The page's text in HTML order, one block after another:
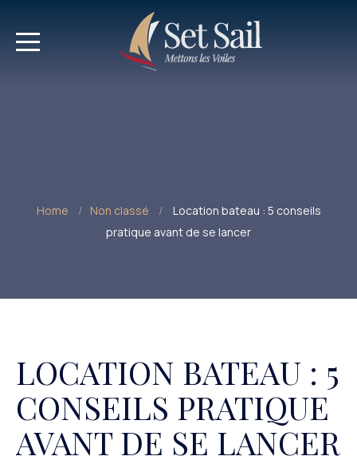
Home Non classé
Location bateau : 5 conseils
pratique avant de se lancer
LOCATION BATEAU : 5
CONSEILS PRATIQUE
AVANT DE SE LANCER